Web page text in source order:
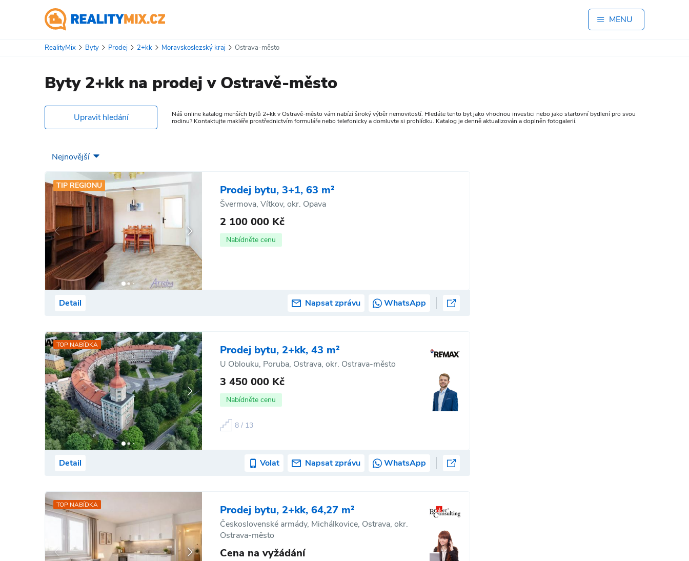
MENU
RealityMix Byty Prodej 2+kk Moravskoslezský kraj Ostrava-město
Byty 2+kk na prodej v Ostravě-město
Upravit hledání
Náš online katalog menších bytů 2+kk v Ostravě-město vám nabízí široký výběr nemovitostí. Hledáte tento byt jako vhodnou investici nebo jako startovní bydlení pro svou
rodinu? Kontaktujte makléře prostřednictvím formuláře nebo telefonicky a domluvte si prohlídku. Katalog je denně aktualizován a doplněn fotogalerií.
TIP REGIONU Prodej bytu, 3+1, 63 m²
Švermova, Vítkov, okr. Opava
2 100 000 Kč
Nabídněte cenu
Detail Napsat zprávu WhatsApp
TOP NABÍDKA Prodej bytu, 2+kk, 43 m²
U Oblouku, Poruba, Ostrava, okr. Ostrava-město
3 450 000 Kč
Nabídněte cenu
8 / 13
Detail Volat Napsat zprávu WhatsApp
TOP NABÍDKA Prodej bytu, 2+kk, 64,27 m²
Československé armády, Michálkovice, Ostrava, okr.
Ostrava-město
Cena na vyžádání